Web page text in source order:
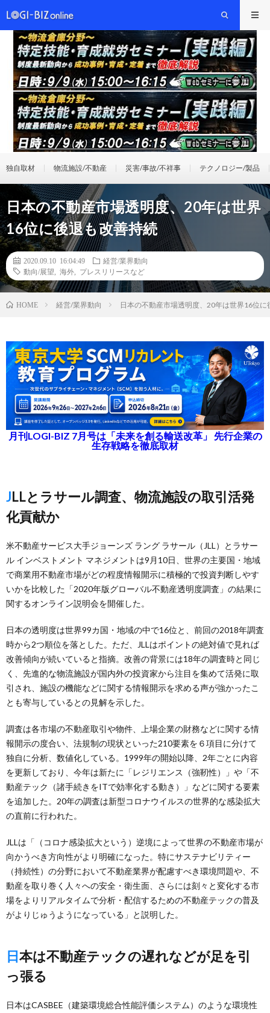
独自取材 物流施設/不動産 災害/事故/不祥事 テクノロジー/製品
日本の不動産市場透明度、20年は世界
16位に後退も改善持続
2020.09.10 16:04:49
経営/業界動向
動向/展望
海外 プレスリリースなど
HOME 経営/業界動向 日本の不動産市場透明度、20年は世界16位に
月刊LOGI-BIZ 7月号は「未来を創る輸送改革」 先行企業の
生存戦略を徹底取材
JLLとラサール調査、物流施設の取引活発
化貢献か
米不動産サービス大手ジョーンズ ラング ラサール（JLL）とラサー
ル インベストメント マネジメントは9月10日、世界の主要国・地域
で商業用不動産市場がどの程度情報開示に積極的で投資判断しやす
いかを比較した「2020年版グローバル不動産透明度調査」の結果に
関するオンライン説明会を開催した。
日本の透明度は世界99カ国・地域の中で16位と、前回の2018年調査
時から2つ順位を落とした。ただ、JLLはポイントの絶対値で見れば
改善傾向が続いていると指摘。改善の背景には18年の調査時と同じ
く、先進的な物流施設が国内外の投資家から注目を集めて活発に取
引され、施設の機能などに関する情報開示を求める声が強かったこ
とも寄与しているとの見解を示した。
調査は各市場の不動産取引や物件、上場企業の財務などに関する情
報開示の度合い、法規制の現状といった210要素を６項目に分けて
独自に分析、数値化している。1999年の開始以降、2年ごとに内容
を更新しており、今年は新たに「レジリエンス（強靭性）」や「不
動産テック（諸手続きをITで効率化する動き）」などに関する要素
を追加した。20年の調査は新型コロナウイルスの世界的な感染拡大
の直前に行われた。
JLLは「（コロナ感染拡大という）逆境によって世界の不動産市場が
向かうべき方向性がより明確になった。特にサステナビリティー
（持続性）の分野において不動産業界が配慮すべき環境問題や、不
動産を取り巻く人々への安全・衛生面、さらには刻々と変化する市
場をよりリアルタイムで分析・配信するための不動産テックの普及
がよりじゅうようになっている」と説明した。
日本は不動産テックの遅れなどが足を引
っ張る
日本はCASBEE（建築環境総合性能評価システム）のような環境性